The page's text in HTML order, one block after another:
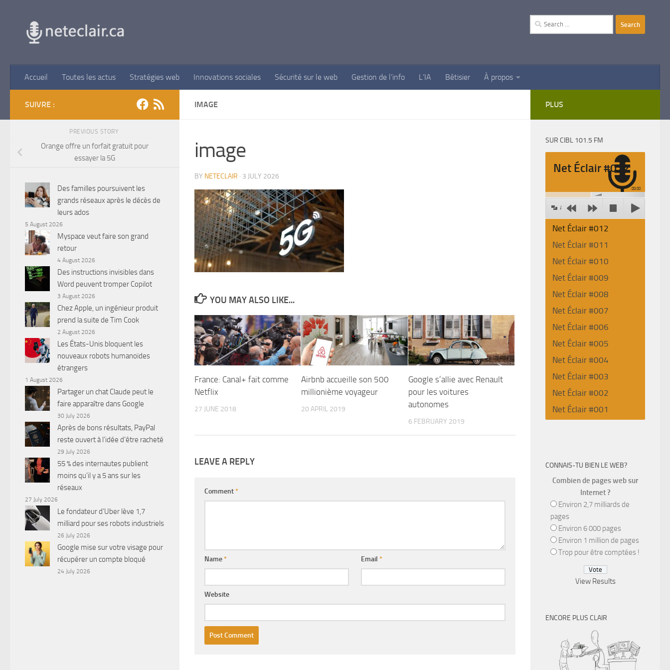
Search
for:
Accueil Toutes les actus Stratégies web Innovations sociales Sécurité sur le web Gestion de l’info L’IA Bêtisier À propos
IMAGE
image
BY NETECLAIR · 3 JULY 2026
YOU MAY ALSO LIKE...
France: Canal+ fait comme
Netflix
27 JUNE 2018
Airbnb accueille son 500
millionième voyageur
20 APRIL 2019
Google s’allie avec Renault
pour les voitures
autonomes
6 FEBRUARY 2019
LEAVE A REPLY
Comment*
Name* Email*
Website
SUIVRE :
PREVIOUS STORY
Orange offre un forfait gratuit pour
essayer la 5G
Des familles poursuivent les
grands réseaux après le décès de
leurs ados
5 August 2026
Myspace veut faire son grand
retour
4 August 2026
Des instructions invisibles dans
Word peuvent tromper Copilot
3 August 2026
Chez Apple, un ingénieur produit
prend la suite de Tim Cook
2 August 2026
Les États-Unis bloquent les
nouveaux robots humanoïdes
étrangers
1 August 2026
Partager un chat Claude peut le
faire apparaître dans Google
30 July 2026
Après de bons résultats, PayPal
reste ouvert à l’idée d’être racheté
29 July 2026
55 % des internautes publient
moins qu’il y a 5 ans sur les
réseaux
27 July 2026
Le fondateur d’Uber lève 1,7
milliard pour ses robots industriels
26 July 2026
Google mise sur votre visage pour
récupérer un compte bloqué
24 July 2026
PLUS
SUR CIBL 101.5 FM
Net Éclair #012
00:00
Agrandir
Net Éclair #012
Net Éclair #011
Net Éclair #010
Net Éclair #009
Net Éclair #008
Net Éclair #007
Net Éclair #006
Net Éclair #005
Net Éclair #004
Net Éclair #003
Net Éclair #002
Net Éclair #001
CONNAIS-TU BIEN LE WEB?
Combien de pages web sur
Internet ?
Environ 2,7 milliards de
pages
Environ 6 000 pages
Environ 1 million de pages
Trop pour être comptées !
View Results
ENCORE PLUS CLAIR